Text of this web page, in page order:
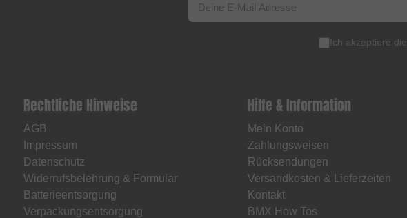
Ich akzeptiere die
Rechtliche Hinweise
AGB
Impressum
Datenschutz
Widerrufsbelehrung & Formular
Batterieentsorgung
Verpackungsentsorgung
Hilfe & Information
Mein Konto
Zahlungsweisen
Rücksendungen
Versandkosten & Lieferzeiten
Kontakt
BMX How Tos